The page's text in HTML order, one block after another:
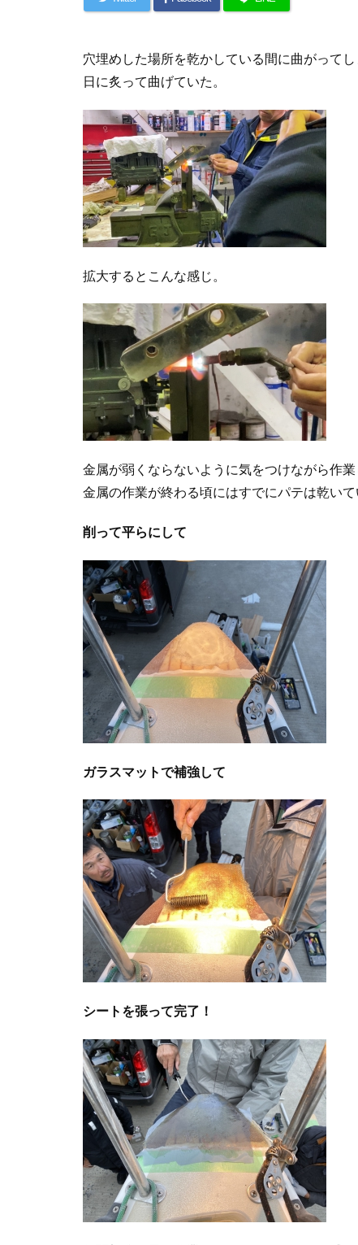
穴埋めした場所を乾かしている間に曲がって
日に炙って曲げていた。
拡大するとこんな感じ。
金属が弱くならないように気をつけながら作業
金属の作業が終わる頃にはすでにパテは乾いて
削って平らにして
ガラスマットで補強して
シートを張って完了！